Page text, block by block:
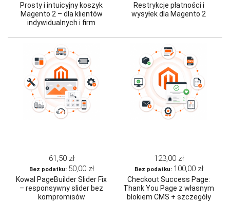
Prosty i intuicyjny koszyk
Magento 2 – dla klientów
indywidualnych i firm
Restrykcje płatności i
wysyłek dla Magento 2
61,50 zł
50,00 zł
Kowal PageBuilder Slider Fix
– responsywny slider bez
kompromisów
123,00 zł
100,00 zł
Checkout Success Page:
Thank You Page z własnym
blokiem CMS + szczegóły